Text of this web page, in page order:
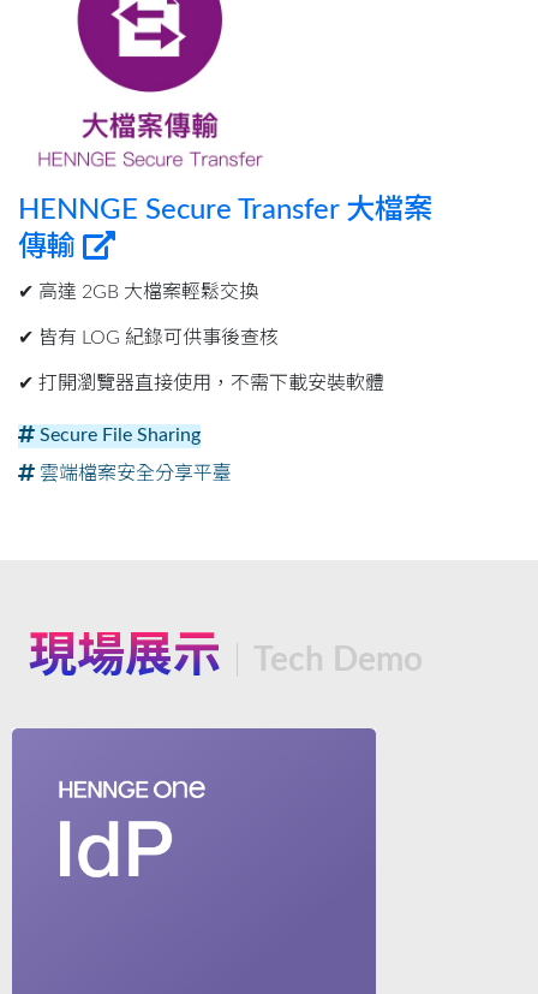
HENNGE Secure Transfer 大檔案
傳輸
✔︎ 高達 2GB 大檔案輕鬆交換
✔︎ 皆有 LOG 紀錄可供事後查核
✔︎ 打開瀏覽器直接使用，不需下載安裝軟體
Secure File Sharing
雲端檔案安全分享平臺
現場展示 Tech Demo